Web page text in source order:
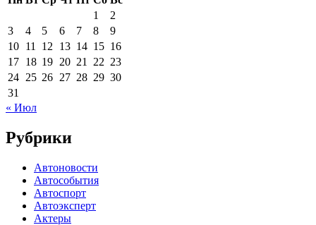
1
2
3
4 5 6 7 8
9
10 11 12 13 14 15 16
17 18 19 20 21 22 23
24 25 26 27 28 29 30
31
« Июл
Рубрики
Автоновости
Автособытия
Автоспорт
Автоэксперт
Актеры